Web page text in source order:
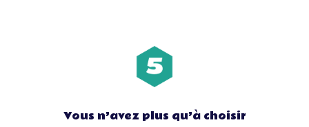
bonne occasion de réunir les employés et
les plus fidèles clients dans un cadre
festif. Cette opportunité s’avère parfaite
pour relater les exploits de l’année
parcouru depuis la naissance de votre
Vous n’avez plus qu’à choisir